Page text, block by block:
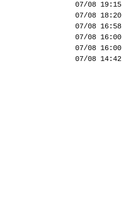
07/08 19:15
07/08 18:20
07/08 16:58
07/08 16:00
07/08 16:00
07/08 14:42